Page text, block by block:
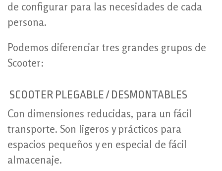
de configurar para las necesidades de cada
persona.
Podemos diferenciar tres grandes grupos de
Scooter:
SCOOTER PLEGABLE / DESMONTABLES
Con dimensiones reducidas, para un fácil
transporte. Son ligeros y prácticos para
espacios pequeños y en especial de fácil
almacenaje.